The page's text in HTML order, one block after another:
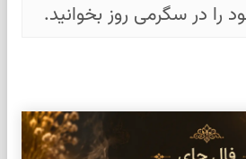
را در سگرمی روز بخوانید.